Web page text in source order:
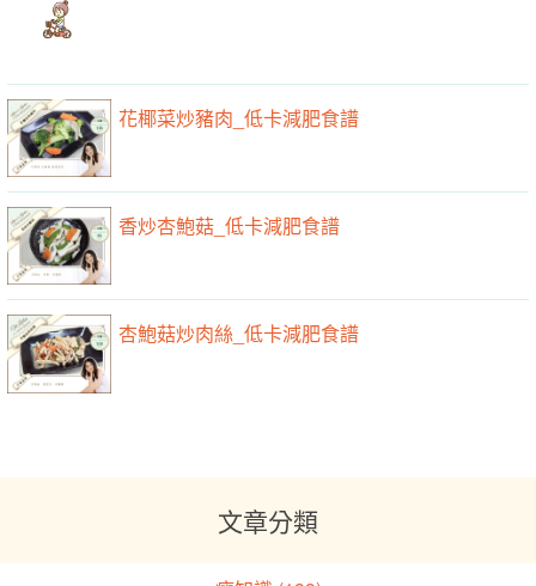
花椰菜炒豬肉_低卡減肥食譜
香炒杏鮑菇_低卡減肥食譜
杏鮑菇炒肉絲_低卡減肥食譜
文章分類